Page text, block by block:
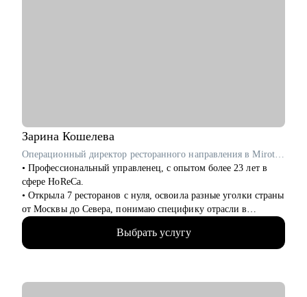
Зарина Кошелева
Операционный директор ресторанного направления в Mirotel / ex-Росинтерс Ресторантс
• Профессиональный управленец, с опытом более 23 лет в
сфере HoReCa.
• Открыла 7 ресторанов с нуля, освоила разные уголки страны
от Москвы до Севера, понимаю специфику отрасли в
регионах.
• Внедряла новые проекты в действующих ресторанах и
увеличивала оборот в 4 раза, налаживала собственное
Выбрать услугу